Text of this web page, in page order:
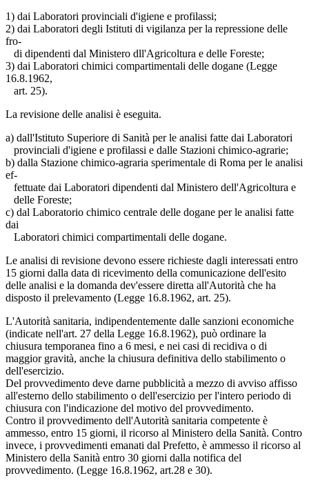
1) dai Laboratori provinciali d'igiene e profilassi;
2) dai Laboratori degli Istituti di vigilanza per la repressione delle
fro-
di dipendenti dal Ministero dll'Agricoltura e delle Foreste;
3) dai Laboratori chimici compartimentali delle dogane (Legge
16.8.1962,
art. 25).
La revisione delle analisi è eseguita.
a) dall'Istituto Superiore di Sanità per le analisi fatte dai Laboratori
provinciali d'igiene e profilassi e dalle Stazioni chimico-agrarie;
b) dalla Stazione chimico-agraria sperimentale di Roma per le analisi
ef-
fettuate dai Laboratori dipendenti dal Ministero dell'Agricoltura e
delle Foreste;
c) dal Laboratorio chimico centrale delle dogane per le analisi fatte
dai
Laboratori chimici compartimentali delle dogane.
Le analisi di revisione devono essere richieste dagli interessati entro
15 giorni dalla data di ricevimento della comunicazione dell'esito
delle analisi e la domanda dev'essere diretta all'Autorità che ha
disposto il prelevamento (Legge 16.8.1962, art. 25).
L'Autorità sanitaria, indipendentemente dalle sanzioni economiche
(indicate nell'art. 27 della Legge 16.8.1962), può ordinare la
chiusura temporanea fino a 6 mesi, e nei casi di recidiva o di
maggior gravità, anche la chiusura definitiva dello stabilimento o
dell'esercizio.
Del provvedimento deve darne pubblicità a mezzo di avviso affisso
all'esterno dello stabilimento o dell'esercizio per l'intero periodo di
chiusura con l'indicazione del motivo del provvedimento.
Contro il provvedimento dell'Autorità sanitaria competente è
ammesso, entro 15 giorni, il ricorso al Ministero della Sanità. Contro
invece, i provvedimenti emanati dal Prefetto, è ammesso il ricorso al
Ministero della Sanità entro 30 giorni dalla notifica del
provvedimento. (Legge 16.8.1962, art.28 e 30).